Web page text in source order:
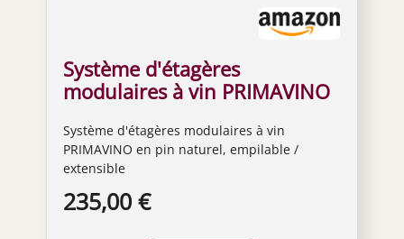
Système d'étagères
modulaires à vin PRIMAVINO
empilable/extensible
Système d'étagères modulaires à vin
PRIMAVINO en pin naturel, empilable /
extensible
235,00 €